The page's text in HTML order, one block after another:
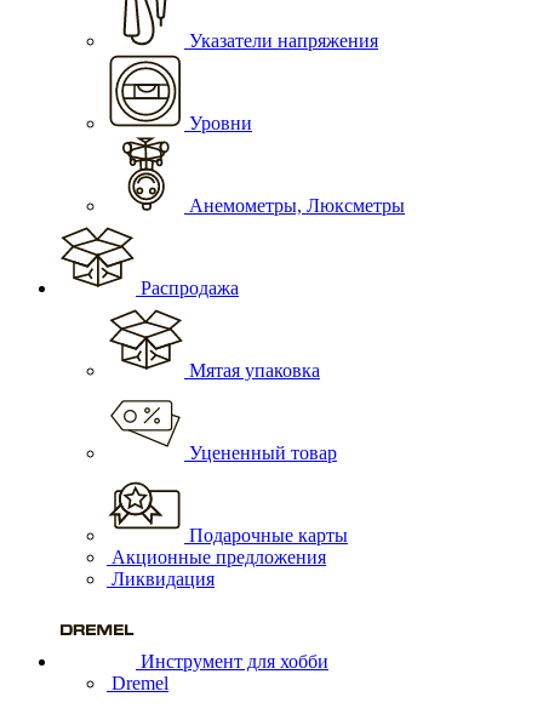
Указатели напряжения
Уровни
Анемометры, Люксметры
Распродажа
Мятая упаковка
Уцененный товар
Подарочные карты
Акционные предложения
Ликвидация
Инструмент для хобби
Dremel